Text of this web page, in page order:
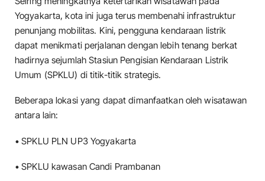
Yogyakarta, kota ini juga terus membenahi infrastruktur
penunjang mobilitas. Kini, pengguna kendaraan listrik
dapat menikmati perjalanan dengan lebih tenang berkat
hadirnya sejumlah Stasiun Pengisian Kendaraan Listrik
Umum (SPKLU) di titik-titik strategis.
Beberapa lokasi yang dapat dimanfaatkan oleh wisatawan
antara lain:
• SPKLU PLN UP3 Yogyakarta
• SPKLU kawasan Candi Prambanan